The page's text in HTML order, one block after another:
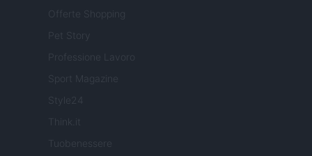
Offerte Shopping
Professione Lavoro
Sport Magazine
Style24
Think.it
Tuobenessere